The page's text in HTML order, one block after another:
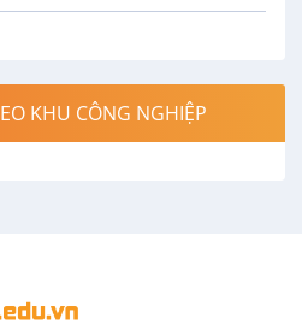
KHU CÔNG NGHIỆP